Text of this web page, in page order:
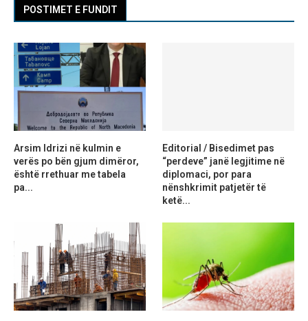
POSTIMET E FUNDIT
Arsim Idrizi në kulmin e
verës po bën gjum dimëror,
është rrethuar me tabela
pa...
Editorial / Bisedimet pas
“perdeve” janë legjitime në
diplomaci, por para
nënshkrimit patjetër të
ketë...